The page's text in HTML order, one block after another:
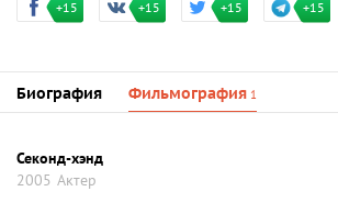
+15 +15 +15 +15
Биография Фильмография 1
Секонд-хэнд
2005 Актер